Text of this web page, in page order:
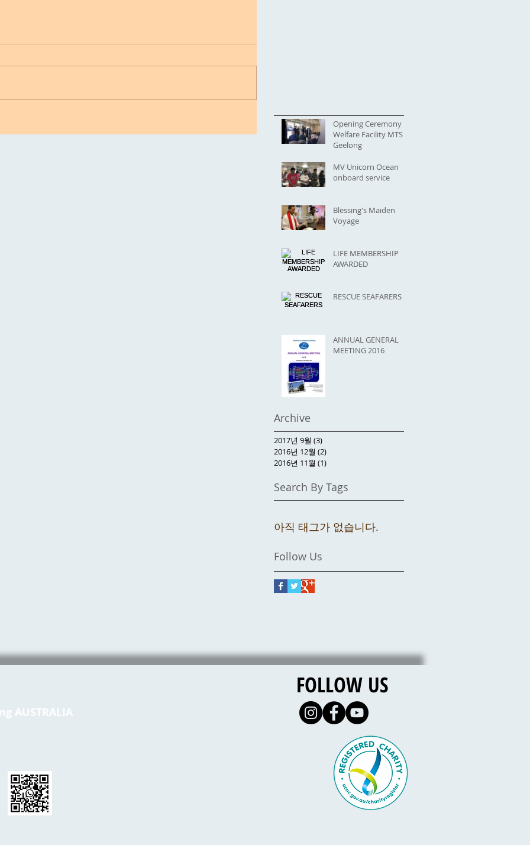
Opening Ceremony
Welfare Facility MTS
Geelong
MV Unicorn Ocean
onboard service
Blessing's Maiden
Voyage
LIFE MEMBERSHIP
AWARDED
RESCUE SEAFARERS
ANNUAL GENERAL
MEETING 2016
Archive
2017년 9월 (3)
2016년 12월 (2)
2016년 11월 (1)
Search By Tags
아직 태그가 없습니다.
Follow Us
AUSTRALIA
FOLLOW US